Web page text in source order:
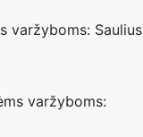
varžyboms: Saulius
varžyboms: